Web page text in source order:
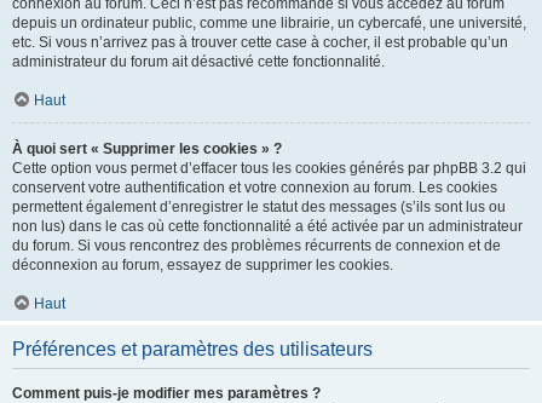
connexion au forum. Ceci n’est pas recommandé si vous accédez au forum
depuis un ordinateur public, comme une librairie, un cybercafé, une université,
etc. Si vous n’arrivez pas à trouver cette case à cocher, il est probable qu’un
administrateur du forum ait désactivé cette fonctionnalité.
Haut
À quoi sert « Supprimer les cookies » ?
Cette option vous permet d’effacer tous les cookies générés par phpBB 3.2 qui
conservent votre authentification et votre connexion au forum. Les cookies
permettent également d’enregistrer le statut des messages (s’ils sont lus ou
non lus) dans le cas où cette fonctionnalité a été activée par un administrateur
du forum. Si vous rencontrez des problèmes récurrents de connexion et de
déconnexion au forum, essayez de supprimer les cookies.
Haut
Préférences et paramètres des utilisateurs
Comment puis-je modifier mes paramètres ?